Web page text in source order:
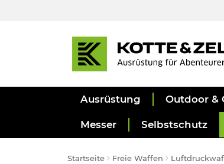
Ausrüstung Outdoor &
Messer Selbstschutz
Startseite Freie Waffen